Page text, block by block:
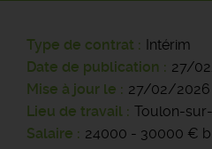
Type de contrat
Intérim
Date de publication
27/
Mise à jour le
27/02/2026
Lieu de travail
Toulon-
Salaire
24000 - 30000 €